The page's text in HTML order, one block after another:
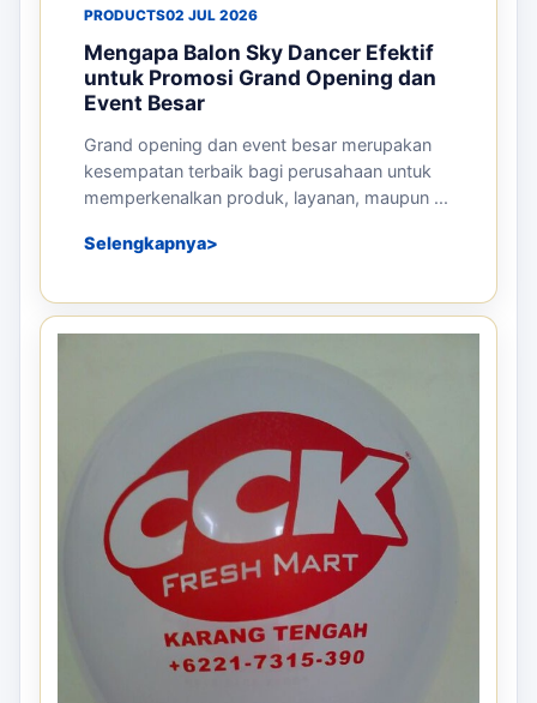
PRODUCTS02 JUL 2026
Mengapa Balon Sky Dancer Efektif
untuk Promosi Grand Opening dan
Event Besar
Grand opening dan event besar merupakan
kesempatan terbaik bagi perusahaan untuk
memperkenalkan produk, layanan, maupun ...
Selengkapnya